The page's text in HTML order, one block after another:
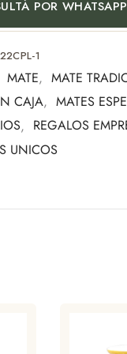
de personalización
distinguido que
PADRE
POR WHATSAPP
1
MATE, MATE
CAJA, MATES
, REGALOS
UNICOS